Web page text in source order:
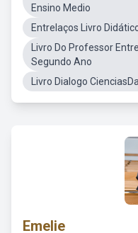
Ensino Medio
Entrelaços Livro
Livro Do Professor
Segundo Ano
Livro Dialogo
Emelie